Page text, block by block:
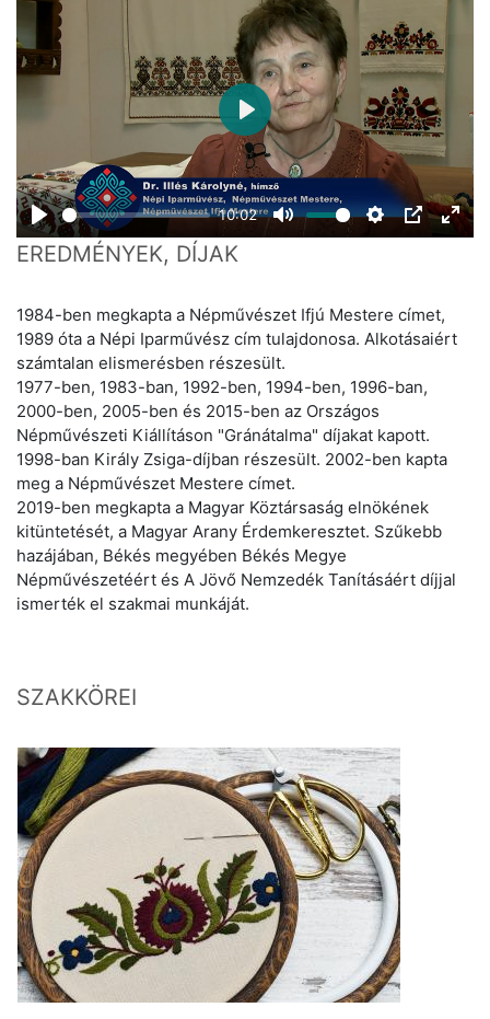
Play
10:02
Mute Settings
PIP
Play
EREDMÉNYEK, DÍJAK
1984-ben megkapta a Népművészet Ifjú Mestere címet,
1989 óta a Népi Iparművész cím tulajdonosa. Alkotásaiért
számtalan elismerésben részesült.
1977-ben, 1983-ban, 1992-ben, 1994-ben, 1996-ban,
2000-ben, 2005-ben és 2015-ben az Országos
Népművészeti Kiállításon "Gránátalma" díjakat kapott.
1998-ban Király Zsiga-díjban részesült. 2002-ben kapta
meg a Népművészet Mestere címet.
2019-ben megkapta a Magyar Köztársaság elnökének
kitüntetését, a Magyar Arany Érdemkeresztet. Szűkebb
hazájában, Békés megyében Békés Megye
Népművészetéért és A Jövő Nemzedék Tanításáért díjjal
ismerték el szakmai munkáját.
SZAKKÖREI